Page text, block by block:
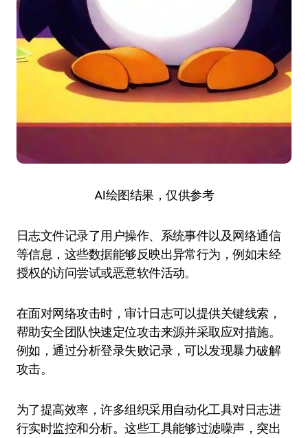
AI绘图结果，仅供参考
日志文件记录了用户操作、系统事件以及网络通信
等信息，这些数据能够反映出异常行为，例如未经
授权的访问尝试或恶意软件活动。
在面对网络攻击时，审计日志可以提供关键线索，
帮助安全团队快速定位攻击来源并采取应对措施。
例如，通过分析登录失败记录，可以发现暴力破解
攻击。
为了提高效率，许多组织采用自动化工具对日志进
行实时监控和分析。这些工具能够过滤噪声，突出